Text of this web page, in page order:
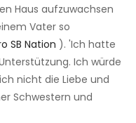
Haus aufzuwachsen
Vater so
SB Nation ). 'Ich hatte
Ich würde
nicht die Liebe und
Schwestern und